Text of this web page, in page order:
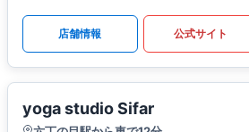
店舗情報 公式サイト
yoga studio Sifar